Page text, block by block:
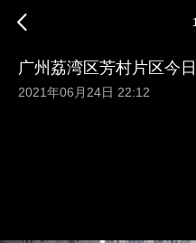
广州荔湾区芳村片区今
2021年06月24日 22:12